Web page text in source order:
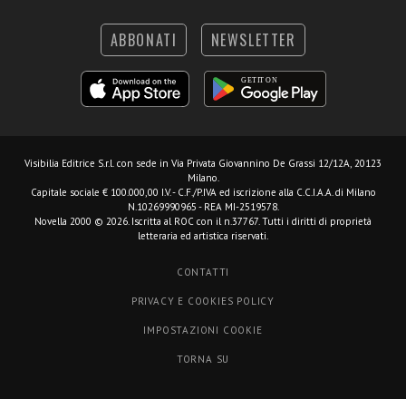
ABBONATI NEWSLETTER
Visibilia Editrice S.r.l. con sede in Via Privata Giovannino De Grassi 12/12A, 20123
Milano.
Capitale sociale € 100.000,00 I.V. - C.F./P.IVA ed iscrizione alla C.C.I.A.A. di Milano
N.10269990965 - REA MI-2519578.
Novella 2000 © 2026. Iscritta al ROC con il n.37767. Tutti i diritti di proprietà
letteraria ed artistica riservati.
CONTATTI
PRIVACY E COOKIES POLICY
IMPOSTAZIONI COOKIE
TORNA SU